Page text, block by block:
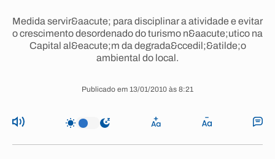
Medida servir&aacute; para disciplinar a atividade e evitar
o crescimento desordenado do turismo n&aacute;utico na
Capital al&eacute;m da degrada&ccedil;&atilde;o
ambiental do local.
Publicado em 13/01/2010 às 8:21